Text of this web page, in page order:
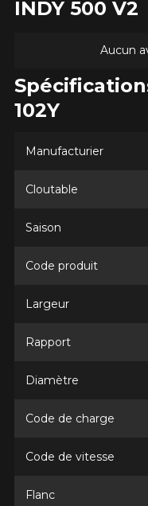
INDY 500 V2
Aucun
102Y
Manufacturier
Cloutable
Saison
Code produit
Largeur
Rapport
Diamètre
Code de charge
Code de vitesse
Flanc
Votre avis